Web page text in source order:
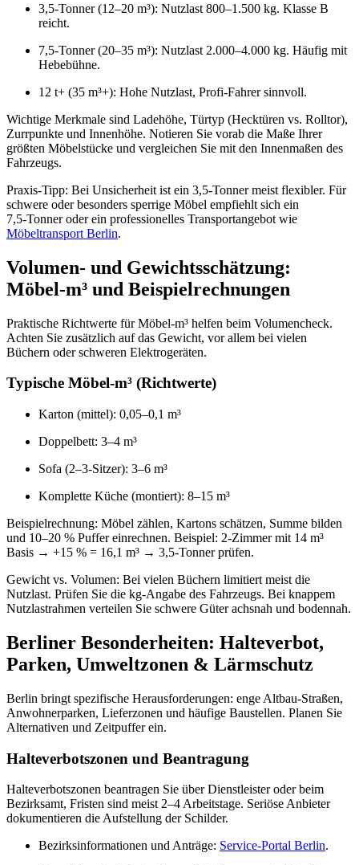
3,5‑Tonner (12–20 m³): Nutzlast 800–1.500 kg. Klasse B
reicht.
7,5‑Tonner (20–35 m³): Nutzlast 2.000–4.000 kg. Häufig mit
Hebebühne.
12 t+ (35 m³+): Hohe Nutzlast, Profi‑Fahrer sinnvoll.
Wichtige Merkmale sind Ladehöhe, Türtyp (Hecktüren vs. Rolltor),
Zurrpunkte und Innenhöhe. Notieren Sie vorab die Maße Ihrer
größten Möbelstücke und vergleichen Sie mit den Innenmaßen des
Fahrzeugs.
Praxis‑Tipp: Bei Unsicherheit ist ein 3,5‑Tonner meist flexibler. Für
schwere oder besonders sperrige Möbel empfiehlt sich ein
7,5‑Tonner oder ein professionelles Transportangebot wie
Möbeltransport Berlin.
Volumen‑ und Gewichtsschätzung:
Möbel‑m³ und Beispielrechnungen
Praktische Richtwerte für Möbel‑m³ helfen beim Volumencheck.
Achten Sie zusätzlich auf das Gewicht, vor allem bei vielen
Büchern oder schweren Elektrogeräten.
Typische Möbel‑m³ (Richtwerte)
Karton (mittel): 0,05–0,1 m³
Doppelbett: 3–4 m³
Sofa (2–3‑Sitzer): 3–6 m³
Komplette Küche (montiert): 8–15 m³
Beispielrechnung: Möbel zählen, Kartons schätzen, Summe bilden
und 10–20 % Puffer einrechnen. Beispiel: 2‑Zimmer mit 14 m³
Basis → +15 % = 16,1 m³ → 3,5‑Tonner prüfen.
Gewicht vs. Volumen: Bei vielen Büchern limitiert meist die
Nutzlast. Prüfen Sie die kg‑Angabe des Fahrzeugs. Bei knappem
Nutzlastrahmen verteilen Sie schwere Güter achsnah und bodennah.
Berliner Besonderheiten: Halteverbot,
Parken, Umweltzonen & Lärmschutz
Berlin bringt spezifische Herausforderungen: enge Altbau‑Straßen,
Anwohnerparken, Lieferzonen und häufige Baustellen. Planen Sie
Alternativen und Zeitpuffer ein.
Halteverbotszonen und Beantragung
Halteverbotszonen beantragen Sie über Dienstleister oder beim
Bezirksamt, Fristen sind meist 2–4 Arbeitstage. Seriöse Anbieter
dokumentieren die Aufstellung der Schilder.
Bezirksinformationen und Anträge: Service‑Portal Berlin.